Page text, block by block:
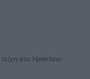
στο Ηράκλειο